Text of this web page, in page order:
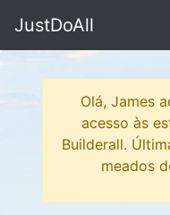
JustDoAll
Olá, James
acesso às
Builderall.
meados